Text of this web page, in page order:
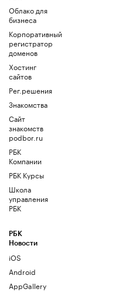
Облако для
бизнеса
Корпоративный
регистратор
доменов
Хостинг
сайтов
Рег.решения
Знакомства
Сайт
знакомств
podbor.ru
РБК
Компании
РБК Курсы
Школа
управления
РБК
РБК
Новости
iOS
Android
AppGallery